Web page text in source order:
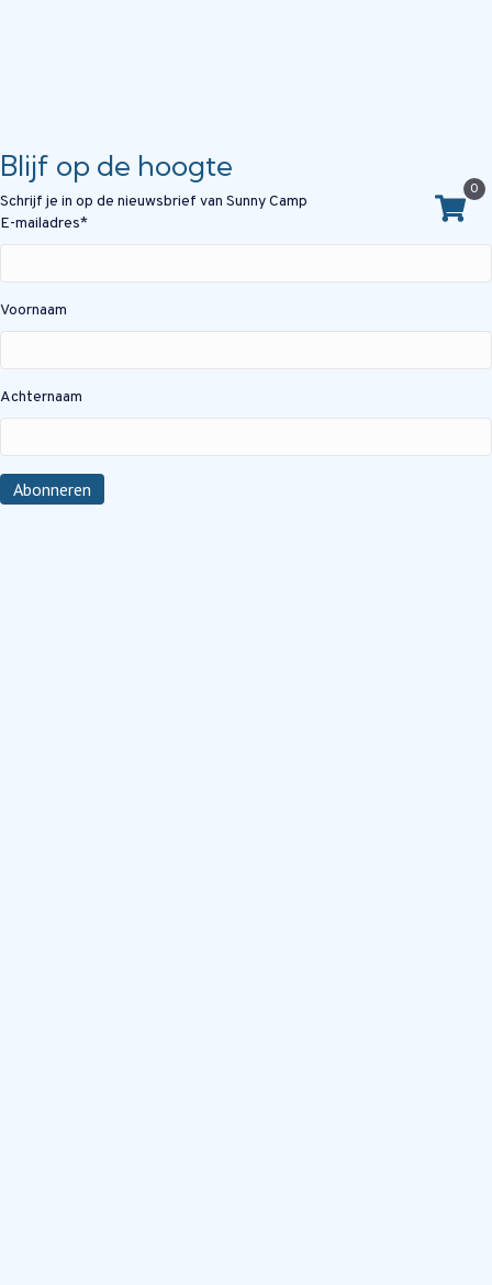
Blijf op de hoogte
Schrijf je in op de nieuwsbrief van Sunny Camp
E-mailadres*
Voornaam
Achternaam
Abonneren
0